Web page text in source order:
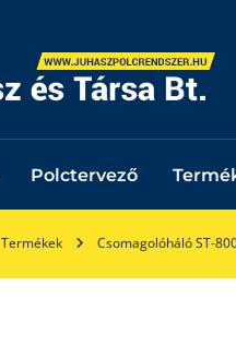
Polctervező
Termékek Csomagolóháló ST-